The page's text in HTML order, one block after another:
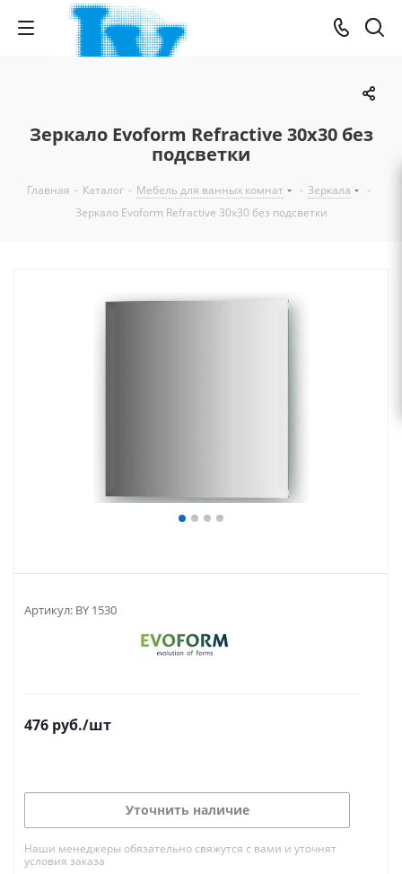
Зеркало Evoform Refractive 30х30 без
подсветки
Главная - Каталог - Мебель для ванных комнат - Зеркала
-
Зеркало Evoform Refractive 30х30 без подсветки
Артикул: BY 1530
476 руб./шт
Уточнить наличие
Наши менеджеры обязательно свяжутся с вами и уточнят
условия заказа